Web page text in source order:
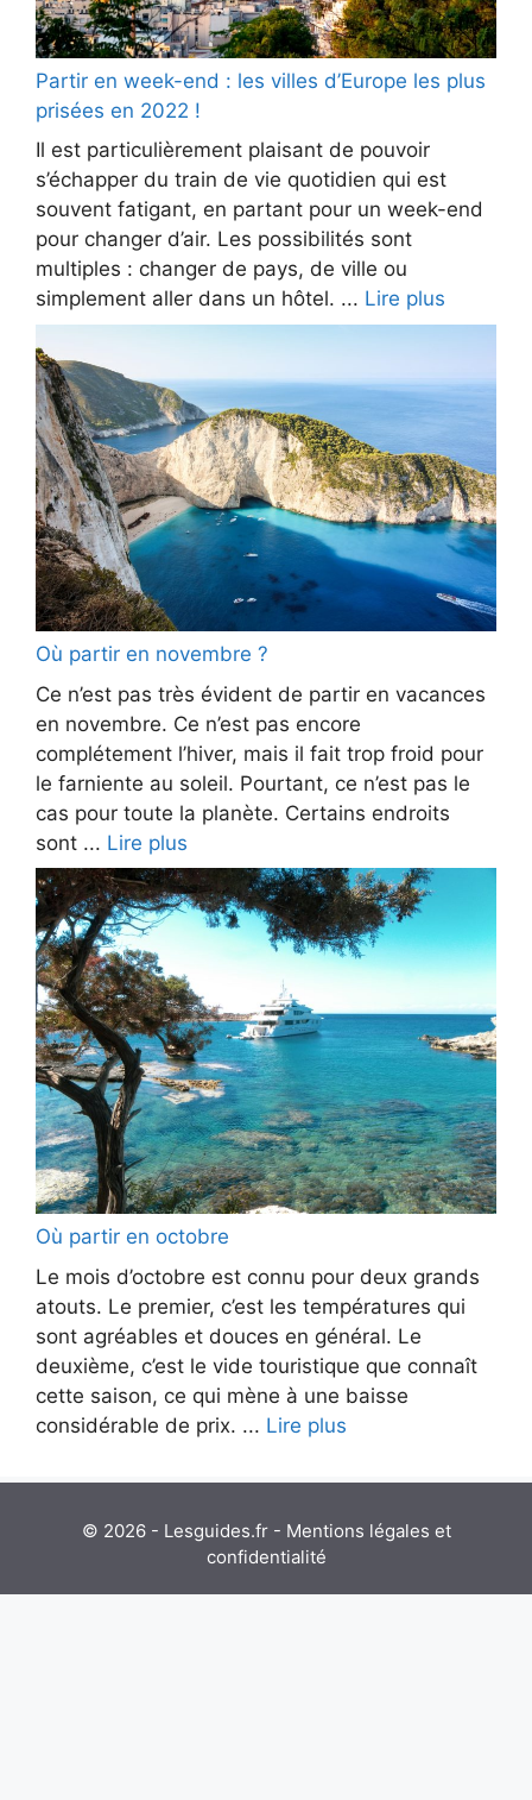
Partir en week-end : les villes d’Europe les plus
prisées en 2022 !
Il est particulièrement plaisant de pouvoir
s’échapper du train de vie quotidien qui est
souvent fatigant, en partant pour un week-end
pour changer d’air. Les possibilités sont
multiples : changer de pays, de ville ou
simplement aller dans un hôtel. ... Lire plus
Où partir en novembre ?
Ce n’est pas très évident de partir en vacances
en novembre. Ce n’est pas encore
complétement l’hiver, mais il fait trop froid pour
le farniente au soleil. Pourtant, ce n’est pas le
cas pour toute la planète. Certains endroits
sont ... Lire plus
Où partir en octobre
Le mois d’octobre est connu pour deux grands
atouts. Le premier, c’est les températures qui
sont agréables et douces en général. Le
deuxième, c’est le vide touristique que connaît
cette saison, ce qui mène à une baisse
considérable de prix. ... Lire plus
© 2026 - Lesguides.fr - Mentions légales et
confidentialité